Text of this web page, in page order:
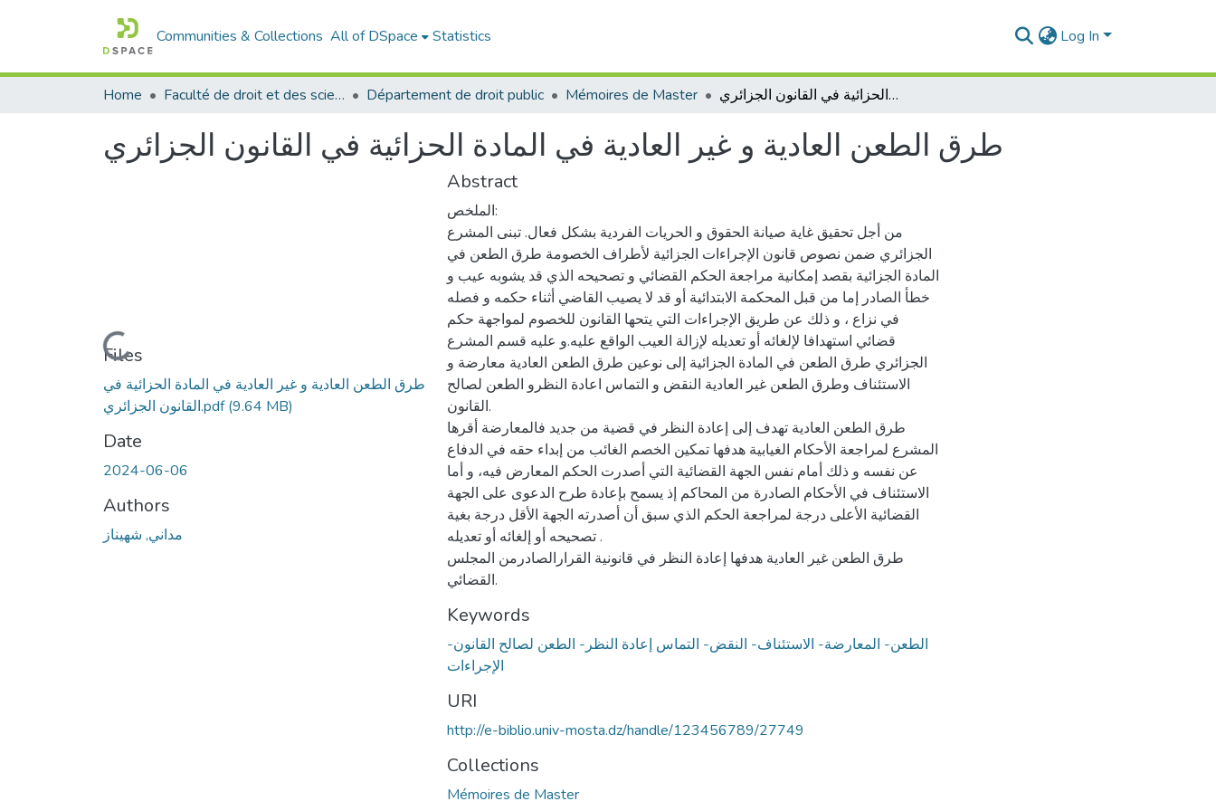
Communities & Collections All of DSpace Statistics Log In
Home Faculté de droit et des sciences politiques Département de droit public Mémoires de Master طرق الطعن العادية و غير العادية في المادة الحزائية في القانون الجزائري
طرق الطعن العادية و غير العادية في المادة الحزائية في القانون الجزائري
Loading...
Files
طرق الطعن العادية و غير العادية في المادة الحزائية في
القانون الجزائري.pdf(9.64 MB)
Date
2024-06-06
Authors
مداني, شهيناز
Abstract
الملخص:
من أجل تحقيق غاية صيانة الحقوق و الحريات الفردية بشكل فعال. تبنى المشرع
الجزائري ضمن نصوص قانون الإجراءات الجزائية لأطراف الخصومة طرق الطعن في
المادة الجزائية بقصد إمكانية مراجعة الحكم القضائي و تصحيحه الذي قد يشوبه عيب و
خطأ الصادر إما من قبل المحكمة الابتدائية أو قد لا يصيب القاضي أثناء حكمه و فصله
في نزاع ، و ذلك عن طريق الإجراءات التي يتحها القانون للخصوم لمواجهة حكم
قضائي استهدافا لإلغائه أو تعديله لإزالة العيب الواقع عليه.و عليه قسم المشرع
الجزائري طرق الطعن في المادة الجزائية إلى نوعين طرق الطعن العادية معارضة و
الاستئناف وطرق الطعن غير العادية النقض و التماس اعادة النظرو الطعن لصالح
القانون.
طرق الطعن العادية تهدف إلى إعادة النظر في قضية من جديد فالمعارضة أقرها
المشرع لمراجعة الأحكام الغيابية هدفها تمكين الخصم الغائب من إبداء حقه في الدفاع
عن نفسه و ذلك أمام نفس الجهة القضائية التي أصدرت الحكم المعارض فيه، و أما
الاستئناف في الأحكام الصادرة من المحاكم إذ يسمح بإعادة طرح الدعوى على الجهة
القضائية الأعلى درجة لمراجعة الحكم الذي سبق أن أصدرته الجهة الأقل درجة بغية
تصحيحه أو إلغائه أو تعديله .
طرق الطعن غير العادية هدفها إعادة النظر في قانونية القرارالصادرمن المجلس
القضائي.
Keywords
الطعن- المعارضة- الاستئناف- النقض- التماس إعادة النظر- الطعن لصالح القانون-
الإجراءات
URI
http://e-biblio.univ-mosta.dz/handle/123456789/27749
Collections
Mémoires de Master